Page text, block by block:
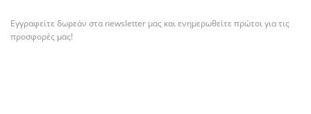
Εγγραφείτε δωρεάν στα newsletter μας και ενημερωθείτε πρώτοι για τις
προσφορές μας!